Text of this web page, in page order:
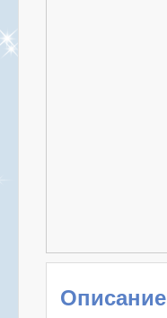
Описание